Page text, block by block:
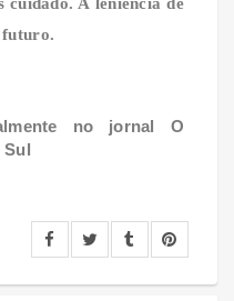
futuro.
no jornal O
Sul